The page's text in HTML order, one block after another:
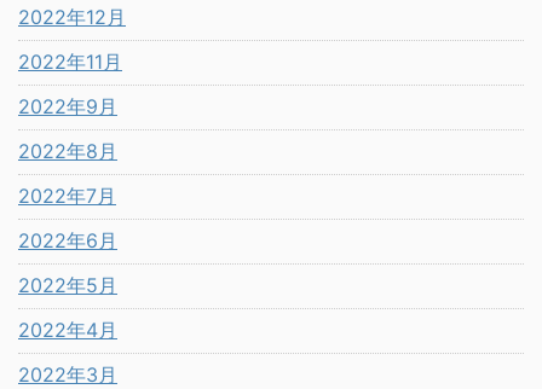
2022年12月
2022年11月
2022年9月
2022年8月
2022年7月
2022年6月
2022年5月
2022年4月
2022年3月